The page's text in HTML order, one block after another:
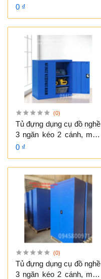
- xanh, có vách treo dụng
di chuyển.
0 ₫
(0)
Tủ đựng dụng cụ đồ nghề
3 ngăn kéo 2 cánh, màu
xanh - xám, đặt cố định.
0 ₫
(0)
Tủ đựng dụng cụ đồ nghề
3 ngăn kéo 2 cánh, màu